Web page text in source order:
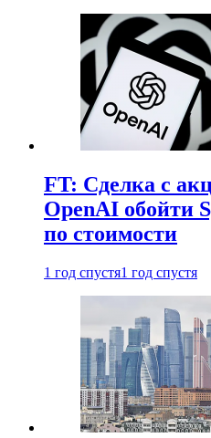
FT: Сделка с
OpenAI обойти
по стоимости
1 год спустя1 год спустя